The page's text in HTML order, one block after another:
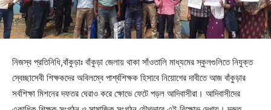
নিজস্ব প্রতিনিধি,বাঁকুড়াঃ বাঁকুড়া জেলায় থাকা সাঁওতালি মাধ্যমের স্কুলগুলিতে নিযুক্ত
স্বেচ্ছাসেবী শিক্ষকদের অবিলম্বে পার্শ্বশিক্ষক হিসাবে নিয়োগের দাবীতে আজ বাঁকুড়ার
সর্বশিক্ষা মিশনের দফতর ঘেরাও করে ক্ষোভে ফেটে পড়ল আদিবাসীরা। আদিবাসীদের